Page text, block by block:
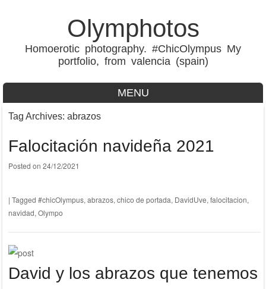
Olymphotos
Homoerotic photography. #ChicOlympus My
portfolio, from valencia (spain)
MENU
Skip to content
Tag Archives: abrazos
Falocitación navideña 2021
Posted on 24/12/2021
| Tagged #chicOlympus, abrazos, chico de portada, DavidUve, falocitacion,
navidad, Olympo
David y los abrazos que tenemos